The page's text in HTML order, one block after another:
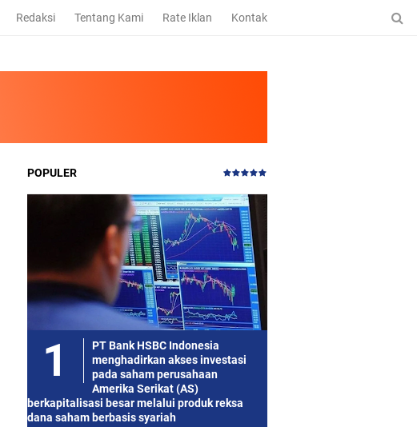
Redaksi Tentang Kami Rate Iklan Kontak
POPULER
PT Bank HSBC Indonesia
menghadirkan akses investasi
pada saham perusahaan
Amerika Serikat (AS)
berkapitalisasi besar melalui produk reksa
dana saham berbasis syariah